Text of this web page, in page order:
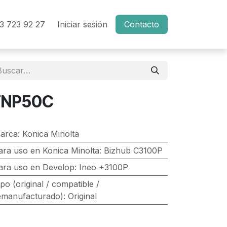
723 92 27 Iniciar sesión Contacto
: Konica Minolta
uso en Konica Minolta: Bizhub C3100P
uso en Develop: Ineo +3100P
(original / compatible /
: Original